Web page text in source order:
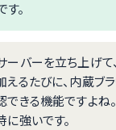
。
ーバーを立ち上げ
えるたびに、内蔵ブ
できる機能ですよね
に強いです。